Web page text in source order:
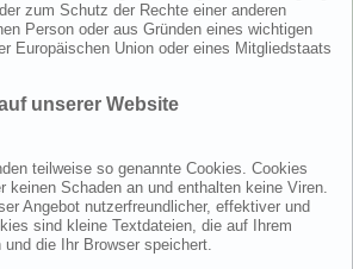
zum Schutz der Rechte einer anderen
Person oder aus Gründen eines wichtigen
Europäischen Union oder eines Mitgliedstaats
unserer Website
teilweise so genannte Cookies. Cookies
keinen Schaden an und enthalten keine Viren.
Angebot nutzerfreundlicher, effektiver und
sind kleine Textdateien, die auf Ihrem
und die Ihr Browser speichert.